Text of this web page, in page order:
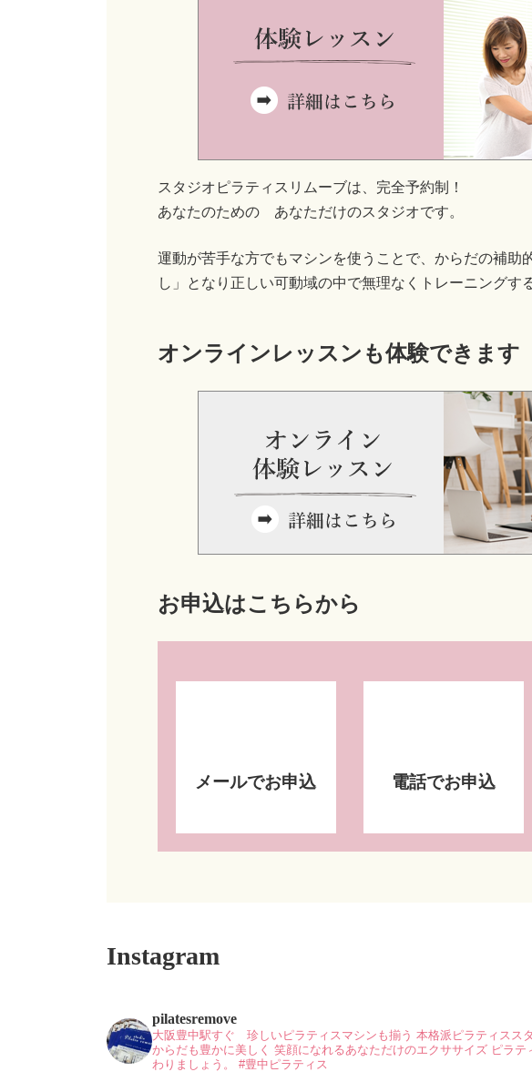
スタジオピラティスリムーブは、完全予約制！
あなたのための あなただけのスタジオです。
運動が苦手な方でもマシンを使うことで、からだの補助
し」となり正しい可動域の中で無理なくトレーニングす
オンラインレッスンも体験できます
お申込はこちらから
メールでお申込 電話でお申込
Instagram
pilatesremove
大阪豊中駅すぐ 珍しいピラティスマシンも揃う 本格派ピラティスス
からだも豊かに美しく 笑顔になれるあなただけのエクササイズ ピラテ
わりましょう。
#豊中ピラティス